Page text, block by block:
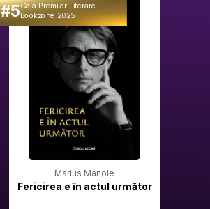
#5Gala Premilor Literare
Bookzone 2025
Marius Manole
Fericirea e în actul următor